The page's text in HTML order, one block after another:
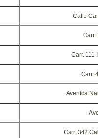
Calle
Carr.
Carr. 111
Carr.
Avenida
Carr. 342